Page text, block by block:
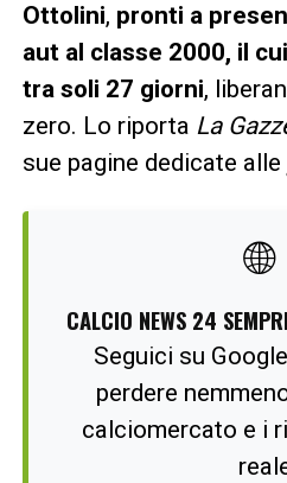
Ottolini, pronti a
aut al classe 2000, il
tra soli 27 giorni,
zero. Lo riporta La
sue pagine dedicate alle
🌐
CALCIO NEWS 24
Seguici su
perdere
calciomercato e i